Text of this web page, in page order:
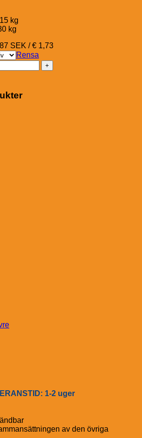
kg
kg
SEK / € 1,73
Rensa
1-2 uger
av den övriga